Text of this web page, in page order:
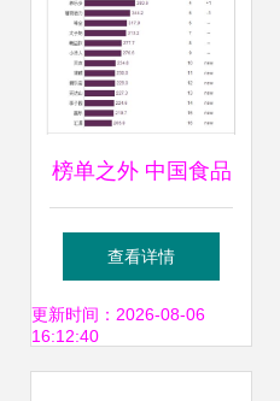
榜单之外 中国食品
饮料品牌力的真实
较量
查看详情
更新时间：2026-08-06
16:12:40